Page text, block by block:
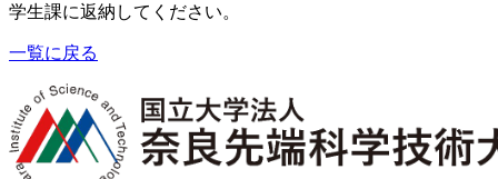
学生課に返納してください。
一覧に戻る